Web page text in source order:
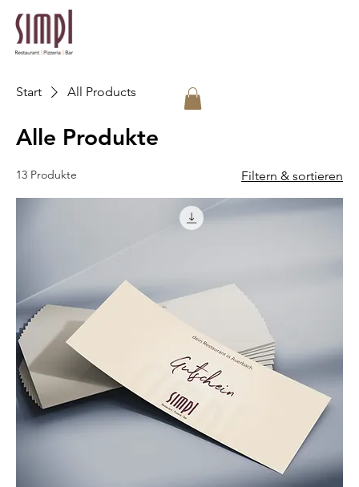
Start All Products
Alle Produkte
13 Produkte Filtern & sortieren